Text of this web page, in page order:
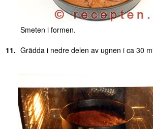
Smeten i formen.
Grädda i nedre delen av ugnen i ca 30